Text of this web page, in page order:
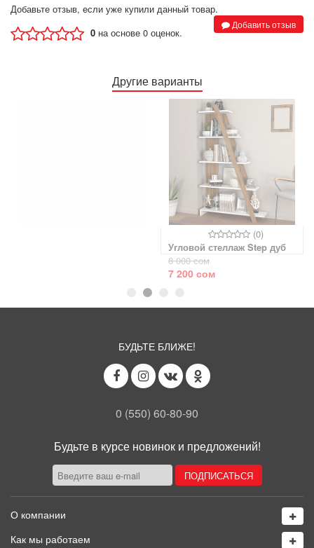
Добавьте отзыв, если уже купили данный товар.
Добавить отзыв
0 на основе 0 оценок.
Другие варианты
(0)
Детский стеллаж Mavi белый
5 888 сом
5 300 сом